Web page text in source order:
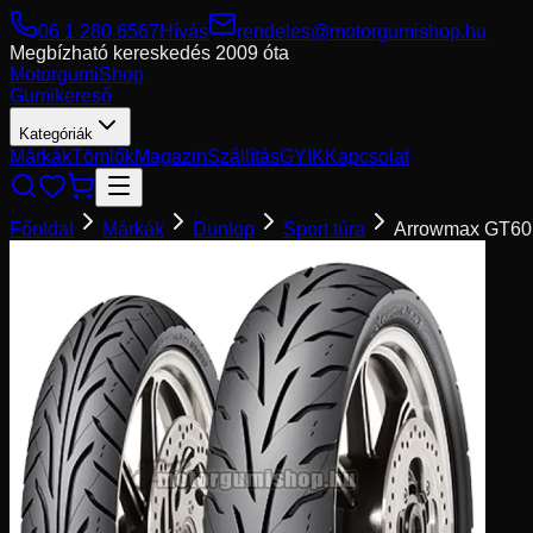
06 1 280 6567Hívás
rendeles@motorgumishop.hu
Megbízható kereskedés 2009 óta
MotorgumiShop
Gumikereső
Kategóriák
MárkákTömlőkMagazinSzállításGYIKKapcsolat
Főoldal Márkák Dunlop Sport túra Arrowmax